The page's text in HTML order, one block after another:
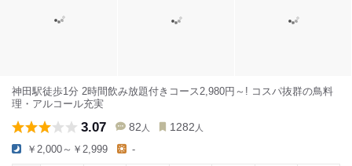
神田駅徒歩1分 2時間飲み放題付きコース2,980円～! コスパ抜群の鳥料
理・アルコール充実
3.07 82 人 1282 人
￥2,000～￥2,999 -